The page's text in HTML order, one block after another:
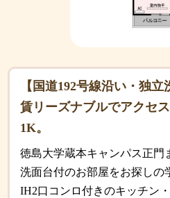
【国道192号線沿い・独
賃リーズナブルでアクセ
1K。
徳島大学蔵本キャンパス正門
洗面台付のお部屋をお探しの
IH2口コンロ付きのキッチン